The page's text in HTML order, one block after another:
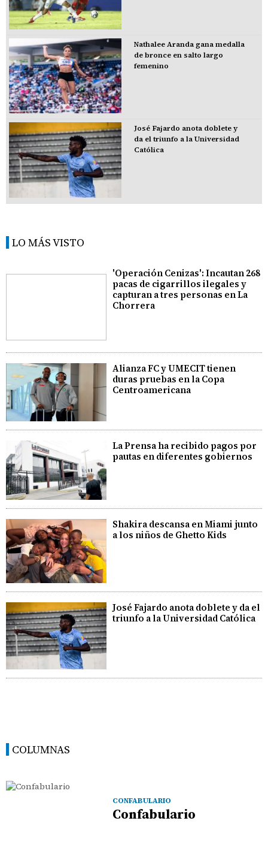
Nathalee Aranda gana medalla
de bronce en salto largo
femenino
José Fajardo anota doblete y
da el triunfo a la Universidad
Católica
LO MÁS VISTO
'Operación Cenizas': Incautan 268
pacas de cigarrillos ilegales y
capturan a tres personas en La
Chorrera
Alianza FC y UMECIT tienen
duras pruebas en la Copa
Centroamericana
La Prensa ha recibido pagos por
pautas en diferentes gobiernos
Shakira descansa en Miami junto
a los niños de Ghetto Kids
José Fajardo anota doblete y da el
triunfo a la Universidad Católica
COLUMNAS
CONFABULARIO
Confabulario